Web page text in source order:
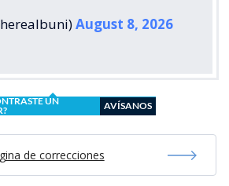
August 8, 2026
UN
AVÍSANOS
de correcciones